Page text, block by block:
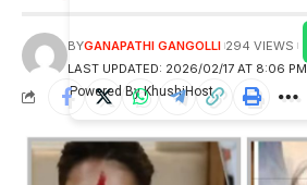
LAST UPDATED: 2026/02/17 AT 8:06 PM
BYGANAPATHI GANGOLLI 294 VIEWS
Powered By KhushiHost